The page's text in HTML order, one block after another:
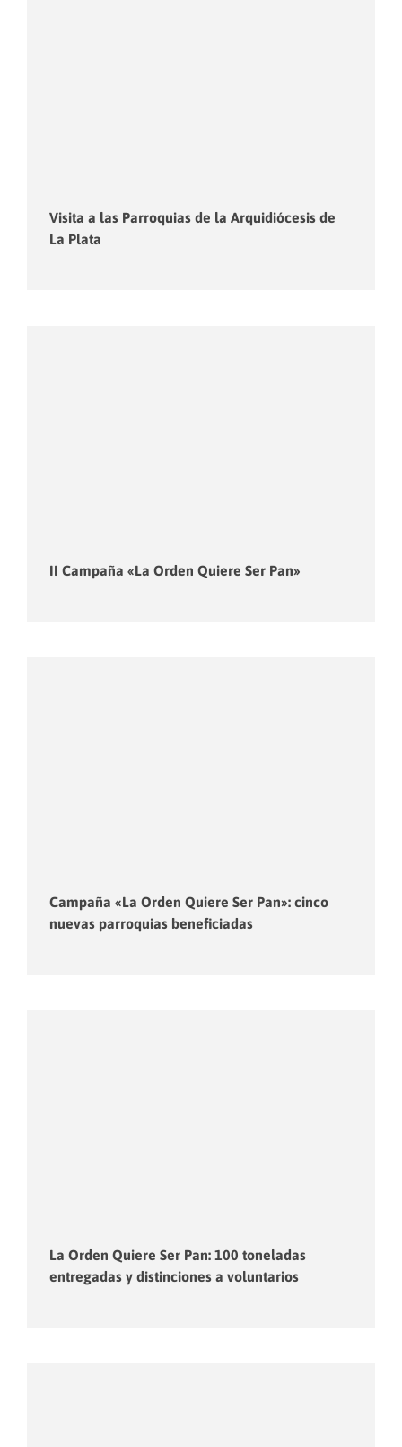
Visita a las Parroquias de la Arquidiócesis de
La Plata
II Campaña «La Orden Quiere Ser Pan»
Campaña «La Orden Quiere Ser Pan»: cinco
nuevas parroquias beneficiadas
La Orden Quiere Ser Pan: 100 toneladas
entregadas y distinciones a voluntarios